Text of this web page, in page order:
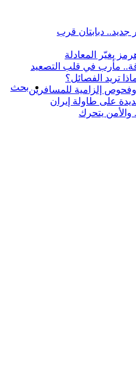
جديد.. دبابتان قرب
يغيّر المعادلة
مأرب في قلب التصعيد
تريد الفصائل؟
إلزامية للمسافرين
على طاولة إيران
يتحرك
بحث